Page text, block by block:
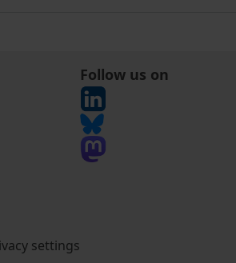
Follow us on
settings